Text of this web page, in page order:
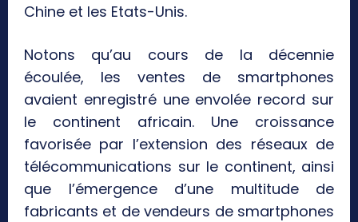
Chine et les Etats-Unis.
Notons qu’au cours de la décennie
écoulée, les ventes de smartphones
avaient enregistré une envolée record sur
le continent africain. Une croissance
favorisée par l’extension des réseaux de
télécommunications sur le continent, ainsi
que l’émergence d’une multitude de
fabricants et de vendeurs de smartphones